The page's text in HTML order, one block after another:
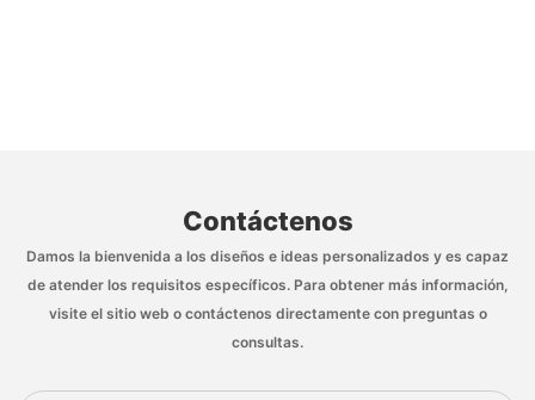
Contáctenos
Damos la bienvenida a los diseños e ideas personalizados y es capaz
de atender los requisitos específicos. Para obtener más información,
visite el sitio web o contáctenos directamente con preguntas o
consultas.